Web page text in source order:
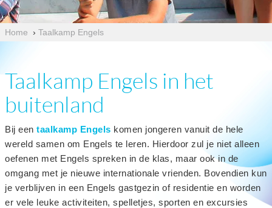
Home › Taalkamp Engels
Taalkamp Engels in het
buitenland
Bij een taalkamp Engels komen jongeren vanuit de hele
wereld samen om Engels te leren. Hierdoor zul je niet alleen
oefenen met Engels spreken in de klas, maar ook in de
omgang met je nieuwe internationale vrienden. Bovendien kun
je verblijven in een Engels gastgezin of residentie en worden
er vele leuke activiteiten, spelletjes, sporten en excursies